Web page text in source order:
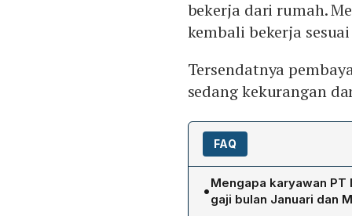
bekerja dari rumah.
kembali bekerja
Tersendatnya
sedang kekurangan
FAQ
•Mengapa karyawan
gaji bulan Januari dan